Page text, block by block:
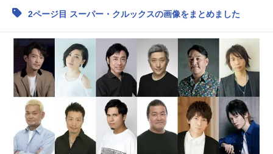
配信・Vtuber トレンド 無料マンガ
最新記事一覧
アニメ記事一覧 声優記事一覧
アニメ映画一覧 実写化映画一覧
今期アニメ曜日別一覧
春アニメ 夏アニメ
2ページ目 スーパー・クルックスの画像をまとめました